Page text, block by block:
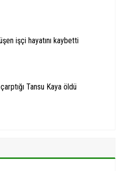
işçi hayatını kaybetti
Tansu Kaya öldü